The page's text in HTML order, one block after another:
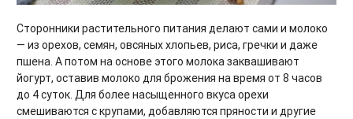
Сторонники растительного питания делают сами и молоко
— из орехов, семян, овсяных хлопьев, риса, гречки и даже
пшена. А потом на основе этого молока заквашивают
йогурт, оставив молоко для брожения на время от 8 часов
до 4 суток. Для более насыщенного вкуса орехи
смешиваются с крупами, добавляются пряности и другие